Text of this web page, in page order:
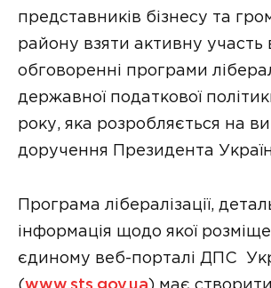
представників бізнесу та
району взяти активну участь
обговоренні програми
державної податкової
року, яка розробляється на
доручення Президента
Програма лібералізації,
інформація щодо якої
єдиному веб-порталі ДПС